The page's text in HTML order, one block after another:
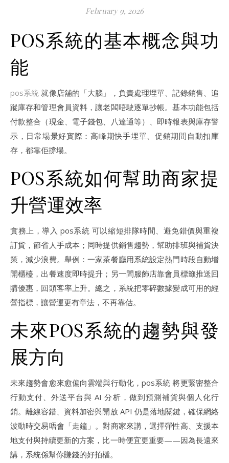
February 9, 2026
POS系統的基本概念與功
能
pos系統 就像店舖的「大腦」，負責處理埋單、記錄銷售、追
蹤庫存和管理會員資料，讓老闆唔駛逐單抄帳。基本功能包括
付款整合（現金、電子錢包、八達通等）、即時報表與庫存警
示，日常場景好實際：高峰期快手埋單、促銷期間自動扣庫
存，都靠佢撐場。
POS系統如何幫助商家提
升營運效率
實務上，導入 pos系統 可以縮短排隊時間、避免錯價與重複
訂貨，節省人手成本；同時提供銷售趨勢，幫助排班與補貨決
策，減少浪費。舉例：一家茶餐廳用系統設定熱門時段自動增
開櫃檯，出餐速度即時提升；另一間服飾店靠會員標籤推送回
購優惠，回頭客率上升。總之，系統把零碎數據變成可用的經
營指標，讓營運更有章法，不再靠估。
未來POS系統的趨勢與發
展方向
未來趨勢會愈來愈偏向雲端與行動化，pos系統 將更緊密整合
行動支付、外送平台與 AI 分析，做到預測補貨與個人化行
銷。離線容錯、資料加密與開放 API 仍是落地關鍵，確保網絡
波動時交易唔會「走鐘」。對商家來講，選擇彈性高、支援本
地支付與持續更新的方案，比一時便宜更重要——因為長遠來
講，系統係幫你賺錢的好拍檔。